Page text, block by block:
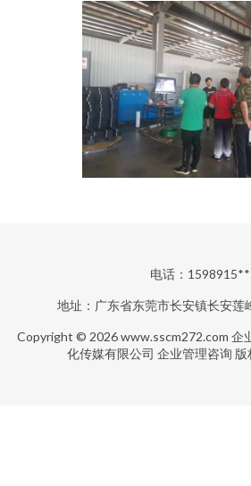
电话：1598915**
地址：广东省东莞市长安镇长安莲
Copyright © 2026www.sscm272.com 企
化传媒有限公司 企业管理咨询 版